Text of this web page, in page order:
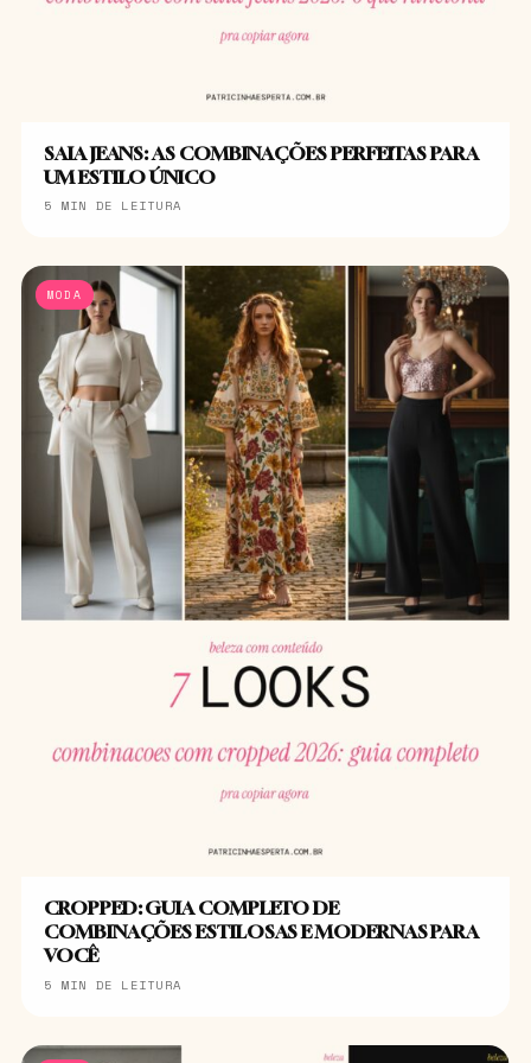
SAIA JEANS: AS COMBINAÇÕES PERFEITAS PARA
UM ESTILO ÚNICO
5 MIN DE LEITURA
MODA
CROPPED: GUIA COMPLETO DE
COMBINAÇÕES ESTILOSAS E MODERNAS PARA
VOCÊ
5 MIN DE LEITURA